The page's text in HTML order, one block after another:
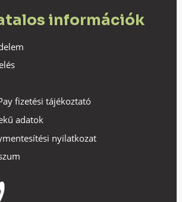
információk
fizetési tájékoztató
adatok
nyilatkozat